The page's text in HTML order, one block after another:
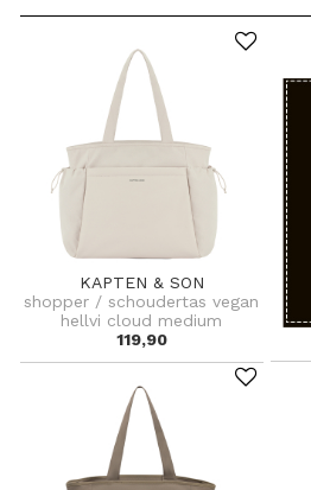
KAPTEN & SON
shopper / schoudertas vegan
hellvi cloud medium
119,90